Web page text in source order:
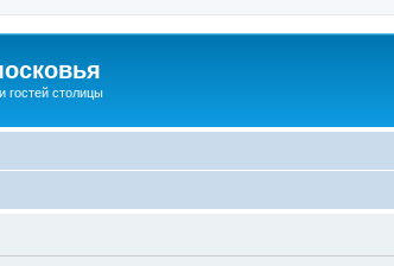
гостей столицы